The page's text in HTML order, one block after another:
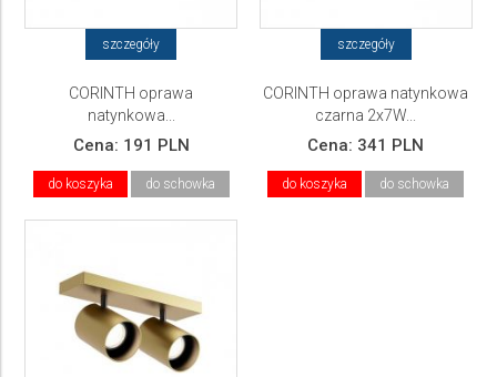
szczegóły
CORINTH oprawa
natynkowa...
Cena: 191 PLN
do koszyka do schowka
szczegóły
CORINTH oprawa natynkowa
czarna 2x7W...
Cena: 341 PLN
do koszyka do schowka